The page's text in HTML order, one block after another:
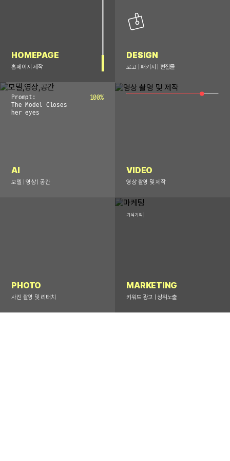
HOMEPAGE
홈페이지 제작
DESIGN
로고 | 패키지 | 편집물
Prompt:
The Model Closes
her eyes
100%
AI
모델 | 영상 | 공간
VIDEO
영상 촬영 및 제작
PHOTO
사진 촬영 및 리터치
기적기획
MARKETING
키워드 광고 | 상위노출